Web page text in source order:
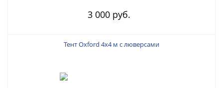
3 000 руб.
Тент Oxford 4х4 м с люверсами